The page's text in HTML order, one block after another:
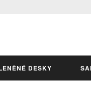
DESKY